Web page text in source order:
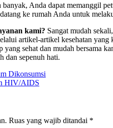
banyak, Anda dapat memanggil
ke rumah Anda untuk
kami? Sangat mudah
artikel-artikel kesehatan
sehat dan mudah bersama
dan sepenuh hati.
Dikonsumsi
HIV/AIDS
Ruas yang wajib ditandai *